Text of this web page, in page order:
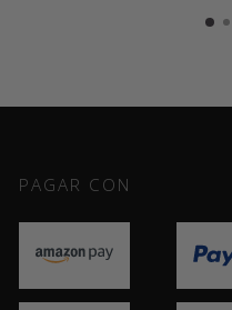
PAGAR CON